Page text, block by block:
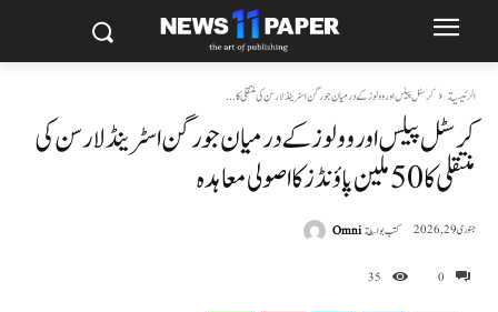
الرئيسية کرسٹل پیلس اور وولوز کے درمیان جورگن اسٹرینڈ لارسن کی منتقلی کا...
کرسٹل پیلس اور وولوز کے درمیان جورگن اسٹرینڈ لارسن کی
منتقلی کا 50 ملین پاؤنڈز کا اصولی معاہدہ
0
35
جنوری 29, 2026 كتب بواسطةOmni